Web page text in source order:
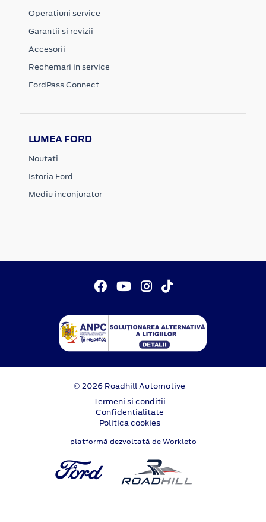
Operatiuni service
Garantii si revizii
Accesorii
Rechemari in service
FordPass Connect
LUMEA FORD
Noutati
Istoria Ford
Mediu inconjurator
© 2026 Roadhill Automotive
Termeni si conditii
Confidentialitate
Politica cookies
platformă dezvoltată de Workleto